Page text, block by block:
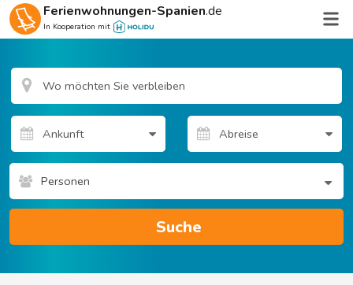
Ferienwohnungen-Spanien.de
In Kooperation mit
Personen
Suche